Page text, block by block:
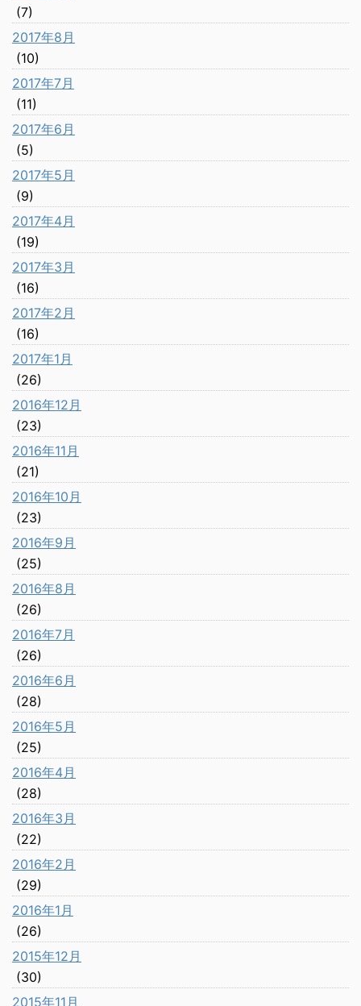
(7)
2017年8月
(10)
2017年7月
(11)
2017年6月
(5)
2017年5月
(9)
2017年4月
(19)
2017年3月
(16)
2017年2月
(16)
2017年1月
(26)
2016年12月
(23)
2016年11月
(21)
2016年10月
(23)
2016年9月
(25)
2016年8月
(26)
2016年7月
(26)
2016年6月
(28)
2016年5月
(25)
2016年4月
(28)
2016年3月
(22)
2016年2月
(29)
2016年1月
(26)
2015年12月
(30)
2015年11月